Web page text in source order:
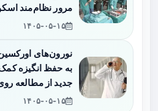
مرور نظام‌مند
۱۴۰۵-۰۵-۱۵
نورون‌های
به حفظ انگیزه
جدید از مطالعه
۱۴۰۵-۰۵-۱۵